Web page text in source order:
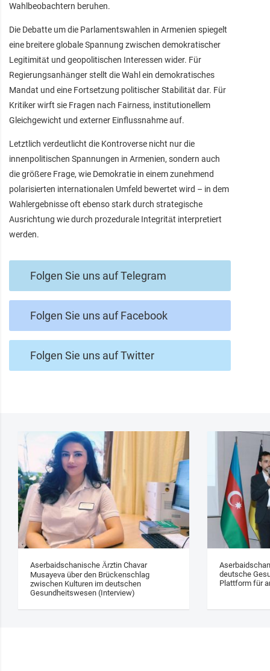
Wahlbeobachtern beruhen.
Die Debatte um die Parlamentswahlen in Armenien spiegelt
eine breitere globale Spannung zwischen demokratischer
Legitimität und geopolitischen Interessen wider. Für
Regierungsanhänger stellt die Wahl ein demokratisches
Mandat und eine Fortsetzung politischer Stabilität dar. Für
Kritiker wirft sie Fragen nach Fairness, institutionellem
Gleichgewicht und externer Einflussnahme auf.
Letztlich verdeutlicht die Kontroverse nicht nur die
innenpolitischen Spannungen in Armenien, sondern auch
die größere Frage, wie Demokratie in einem zunehmend
polarisierten internationalen Umfeld bewertet wird – in dem
Wahlergebnisse oft ebenso stark durch strategische
Ausrichtung wie durch prozedurale Integrität interpretiert
werden.
Folgen Sie uns auf Telegram
Folgen Sie uns auf Facebook
Folgen Sie uns auf Twitter
Aserbaidschanische Ärztin Chavar
Musayeva über den Brückenschlag
zwischen Kulturen im deutschen
Gesundheitswesen (Interview)
deutsche
Plattform für